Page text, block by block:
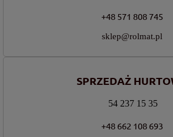
+48 571 808 745
sklep@rolmat.pl
SPRZEDAŻ
54 237 15 35
+48 662 108 693